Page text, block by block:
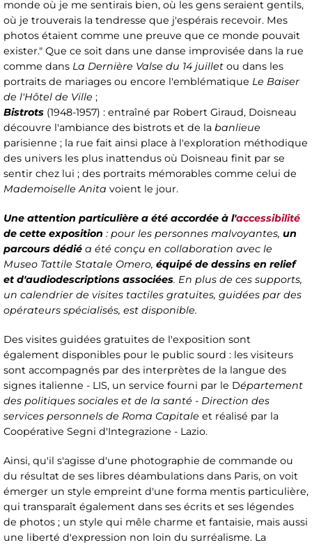
monde où je me sentirais bien, où les gens seraient gentils,
où je trouverais la tendresse que j'espérais recevoir. Mes
photos étaient comme une preuve que ce monde pouvait
exister." Que ce soit dans une danse improvisée dans la rue
comme dans La Dernière Valse du 14 juillet ou dans les
portraits de mariages ou encore l'emblématique Le Baiser
de l'Hôtel de Ville ;
Bistrots (1948-1957) : entraîné par Robert Giraud, Doisneau
découvre l'ambiance des bistrots et de la banlieue
parisienne ; la rue fait ainsi place à l'exploration méthodique
des univers les plus inattendus où Doisneau finit par se
sentir chez lui ; des portraits mémorables comme celui de
Mademoiselle Anita voient le jour.
Une attention particulière a été accordée à l'accessibilité
de cette exposition : pour les personnes malvoyantes, un
parcours dédié a été conçu en collaboration avec le
Museo Tattile Statale Omero, équipé de dessins en relief
et d'audiodescriptions associées. En plus de ces supports,
un calendrier de visites tactiles gratuites, guidées par des
opérateurs spécialisés, est disponible.
Des visites guidées gratuites de l'exposition sont
également disponibles pour le public sourd : les visiteurs
sont accompagnés par des interprètes de la langue des
signes italienne - LIS, un service fourni par le Département
des politiques sociales et de la santé - Direction des
services personnels de Roma Capitale et réalisé par la
Coopérative Segni d'Integrazione - Lazio.
Ainsi, qu'il s'agisse d'une photographie de commande ou
du résultat de ses libres déambulations dans Paris, on voit
émerger un style empreint d'une forma mentis particulière,
qui transparaît également dans ses écrits et ses légendes
de photos ; un style qui mêle charme et fantaisie, mais aussi
une liberté d'expression non loin du surréalisme. La